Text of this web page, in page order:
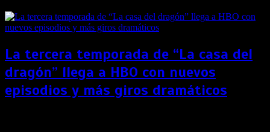
La tercera temporada de “La casa del
dragón” llega a HBO con nuevos
episodios y más giros dramáticos